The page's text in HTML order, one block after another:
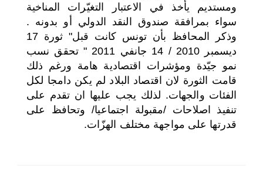
ومستديم يأخذ في الاعتبار التغيّرات المناخية
سواء بمرافقة صندوق النقد الدولي أو بدونه .
وذكر المحافظ بأن تونس كانت قبل" ثورة 17
ديسمبر 2010 / 14 جانفي 2011 " تحقق نسب
نمو جيّدة ومؤشرات اقتصادية هامة ورغم ذلك
قامت الثورة لان اقتصاد البلاد لم يكن دامجا لكل
الفئات والجهات. لذلك يجب عليها ان تقدم على
تنفيذ اصلاحات /مقبولة اجتماعيا/ وتحافظ على
قدرتها على مواجهة مختلف الهزّات.